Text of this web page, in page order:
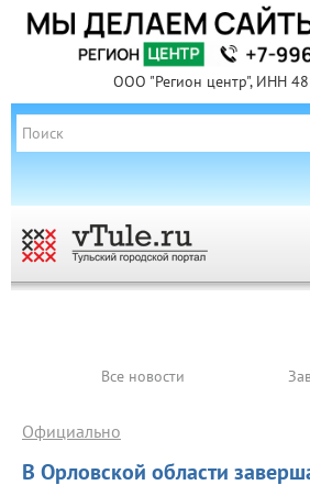
ООО "Регион центр", ИНН
Все новости
В Орловской области
Официально